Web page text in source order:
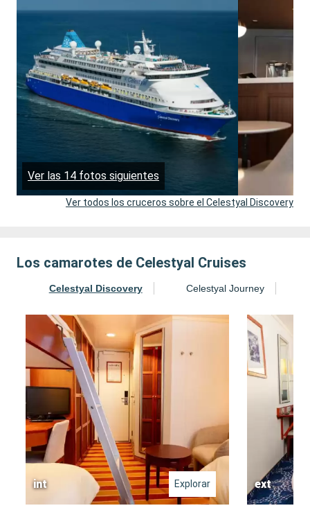
Ver las 14 fotos siguientes
Ver todos los cruceros sobre el Celestyal Discovery
Los camarotes de Celestyal Cruises
Celestyal Discovery Celestyal Journey
int Explorar ext